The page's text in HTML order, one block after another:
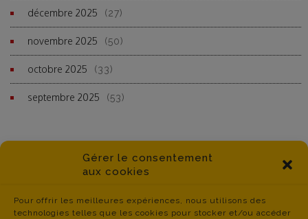
Gérer le consentement
aux cookies
Pour offrir les meilleures expériences, nous utilisons des
technologies telles que les cookies pour stocker et/ou accéder
décembre 2025 (27)
novembre 2025 (50)
octobre 2025 (33)
septembre 2025 (53)